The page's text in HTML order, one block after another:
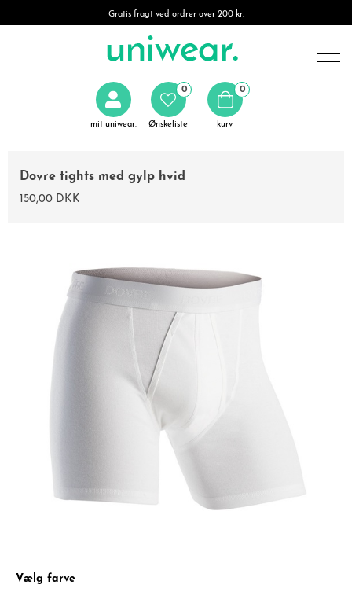
Gratis fragt ved ordrer over 200 kr.
mit uniwear. Ønskeliste
0 0
kurv
Dovre tights med gylp hvid
150,00 DKK
Vælg farve